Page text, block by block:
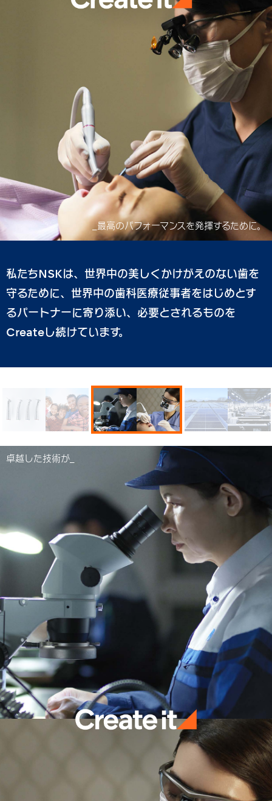
_最高のパフォーマンスを発揮するために。
私たちNSKは、世界中の美しくかけがえのない歯を
守るために、世界中の歯科医療従事者をはじめとす
るパートナーに寄り添い、必要とされるものを
Createし続けています。
卓越した技術が_
地球の明日を想う気持ちが_
優れた医療機器が_
卓越した技術が_
地球の明日を想う気持ちが_
優れた医療機器が_